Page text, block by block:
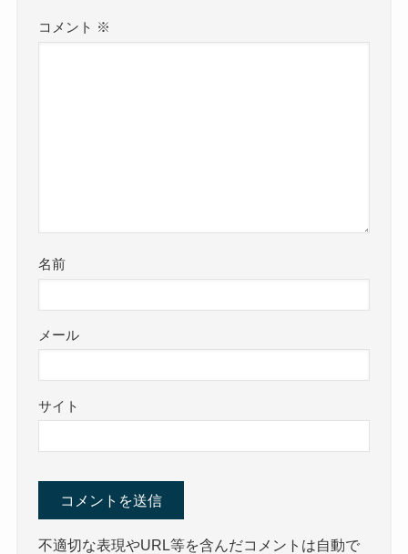
コメント ※
名前
メール
サイト
不適切な表現やURL等を含んだコメントは自動で